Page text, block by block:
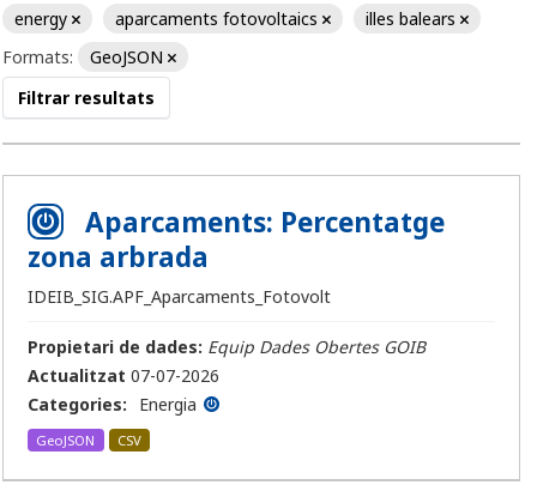
energy
aparcaments fotovoltaics
illes balears
Formats:
GeoJSON
Filtrar resultats
Aparcaments: Percentatge
zona arbrada
IDEIB_SIG.APF_Aparcaments_Fotovolt
Propietari de dades: Equip Dades Obertes GOIB
Actualitzat 07-07-2026
Categories:
Energia
GeoJSON CSV